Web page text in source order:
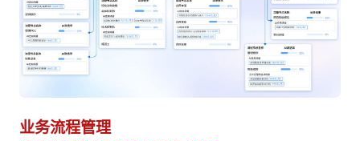
业务流程管理